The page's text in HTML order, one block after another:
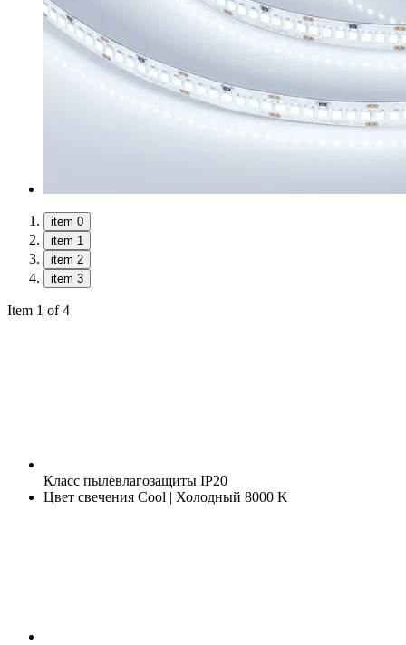
item 0
item 1
item 2
item 3
Item 1 of 4
Класс пылевлагозащиты IP20
Цвет свечения Cool | Холодный 8000 K